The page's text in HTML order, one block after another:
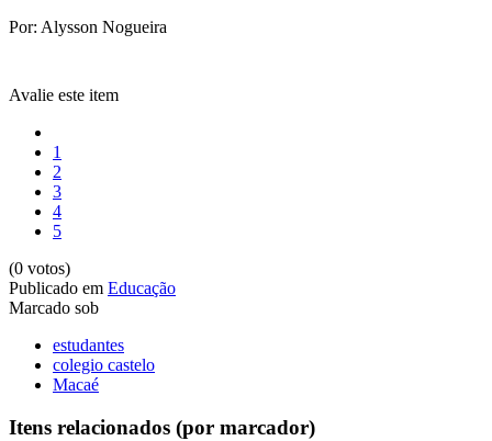
Por: Alysson Nogueira
Avalie este item
1
2
3
4
5
(0 votos)
Publicado em Educação
Marcado sob
estudantes
colegio castelo
Macaé
Itens relacionados (por marcador)